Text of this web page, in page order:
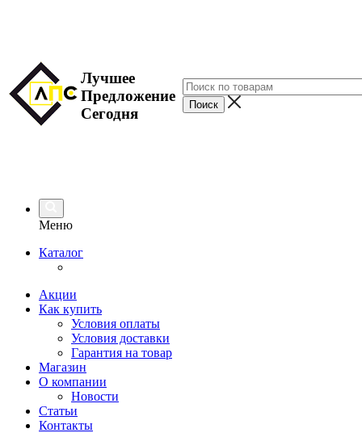
Лучшее
Предложение
Сегодня
Меню
Каталог
Акции
Как купить
Условия оплаты
Условия доставки
Гарантия на товар
Магазин
О компании
Новости
Статьи
Контакты